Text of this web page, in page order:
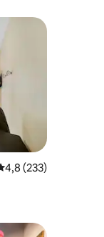
moyenne de
4,8 (233)